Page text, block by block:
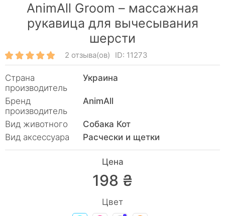
AnimAll Groom – массажная
рукавица для вычесывания
шерсти
2 отзыва(ов) ID: 11273
Страна
производитель
Украина
Бренд
производитель
AnimAll
Вид животного
Собака Кот
Вид аксессуара
Расчески и щетки
Цена
198 ₴
Цвет